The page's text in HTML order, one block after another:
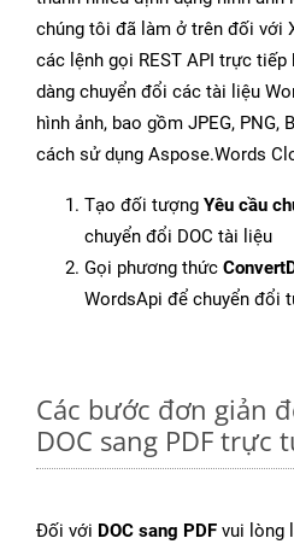
chúng tôi đã làm ở trên đối với
các lệnh gọi REST API trực tiếp
dàng chuyển đổi các tài liệu
hình ảnh, bao gồm JPEG, PNG,
cách sử dụng Aspose.Words
Tạo đối tượng Yêu cầu
chuyển đổi DOC tài liệu
Gọi phương thức
WordsApi để chuyển đổi
Các bước đơn giản
DOC sang PDF trực
Đối với DOC sang PDF vui lòng